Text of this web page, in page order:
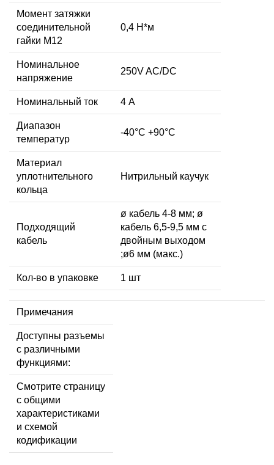
Момент затяжки
соединительной
гайки M12
0,4 Н*м
Номинальное
напряжение
250V AC/DC
Номинальный ток 4 А
Диапазон
температур
-40°C +90°C
Материал
уплотнительного
кольца
Нитрильный каучук
Подходящий
кабель
ø кабель 4-8 мм; ø
кабель 6,5-9,5 мм с
двойным выходом
;ø6 мм (макс.)
Кол-во в упаковке 1 шт
Примечания
Доступны разъемы
с различными
функциями:
Смотрите страницу
с общими
характеристиками
и схемой
кодификации